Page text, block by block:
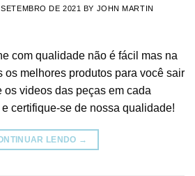
DE 2021 BY JOHN MARTIN
com qualidade não é fácil mas na
os melhores produtos para você sair
os videos das peças em cada
certifique-se de nossa qualidade!
LENDO →